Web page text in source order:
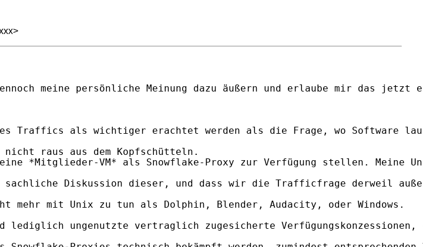
meine persönliche Meinung dazu äußern und erlaube mir das jetzt
Traffics als wichtiger erachtet werden als die Frage, wo
nicht raus aus dem Kopfschütteln.
*Mitglieder-VM* als Snowflake-Proxy zur Verfügung stellen. Meine
sachliche Diskussion dieser, und dass wir die Trafficfrage derweil
mehr mit Unix zu tun als Dolphin, Blender, Audacity, oder Windows.
lediglich ungenutzte vertraglich zugesicherte